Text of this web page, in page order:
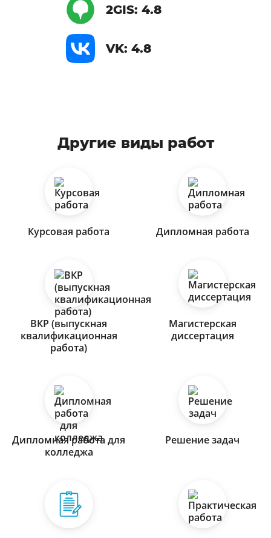
2GIS: 4.8
VK: 4.8
Другие виды работ
Курсовая работа Дипломная работа
ВКР (выпускная
квалификационная
работа)
Магистерская
диссертация
Дипломная работа для
колледжа
Решение задач